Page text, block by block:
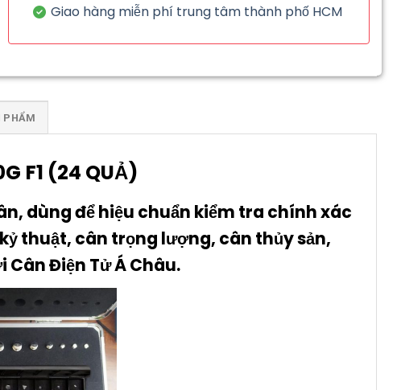
Giao hàng miễn phí trung tâm thành phố HCM
PHẨM
F1 (24 QUẢ)
dùng để hiệu chuẩn kiểm tra chính xác
thuật, cân trọng lượng, cân thủy sản,
Điện Tử Á Châu.